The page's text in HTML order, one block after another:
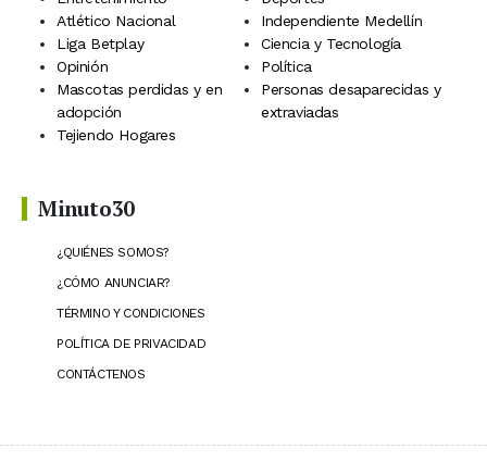
Atlético Nacional
Independiente Medellín
Liga Betplay
Ciencia y Tecnología
Opinión
Política
Mascotas perdidas y en
adopción
Personas desaparecidas y
extraviadas
Tejiendo Hogares
Minuto30
¿QUIÉNES SOMOS?
¿CÓMO ANUNCIAR?
TÉRMINO Y CONDICIONES
POLÍTICA DE PRIVACIDAD
CONTÁCTENOS